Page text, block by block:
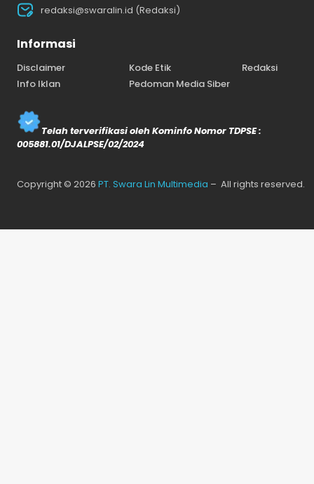
redaksi@swaralin.id (Redaksi)
Informasi
Disclaimer Kode Etik
Redaksi
Info Iklan
Pedoman Media Siber
Telah terverifikasi oleh Kominfo Nomor TDPSE :
005881.01/DJALPSE/02/2024
Copyright © 2026 PT. Swara Lin Multimedia – All rights reserved.